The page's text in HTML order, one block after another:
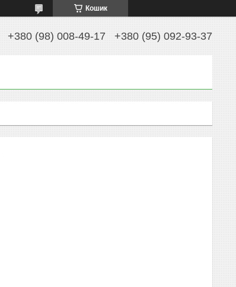
Кошик
+380 (98) 008-49-17 +380 (95) 092-93-37